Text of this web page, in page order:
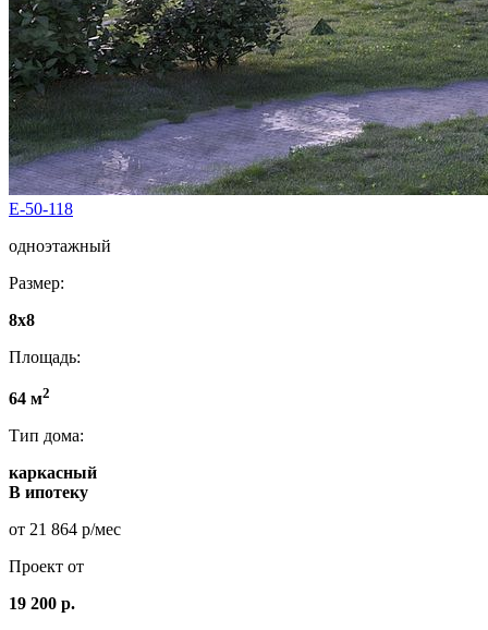
E-50-118
одноэтажный
Размер:
8x8
Площадь:
64 м2
Тип дома:
каркасный
В ипотеку
от 21 864 р/мес
Проект от
19 200 р.